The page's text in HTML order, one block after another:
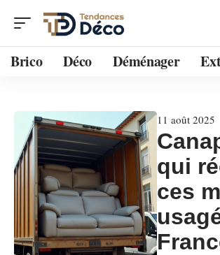
Brico Déco Déménager
11 août 2025
qui
ces